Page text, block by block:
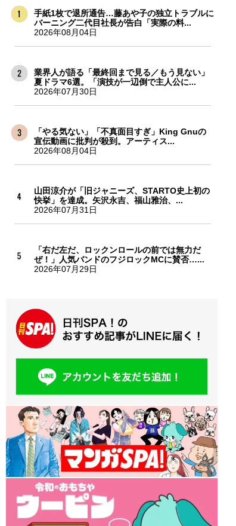
手紙1枚で退所通告…藤あや子の独立トラブルに
バーニング二代目社長が告白「実際の料...
2026年08月04日
業界人が語る「最終回まで見る／もう見ない」
夏ドラマ6選。「演技が一辺倒で主人公に...
2026年07月30日
「やる気ない」「不真面目すぎ」King Gnuの
宣伝動画に批判が殺到。アーティス...
2026年08月04日
山田涼介が「旧ジャニーズ、STARTO史上初の
快挙」を達成。矢沢永吉、福山雅治、...
2026年07月31日
「右だ左だ、ロックンロールの前では無力だ
ぜ！」人気バンドのフジロックMCに賛否…...
2026年07月29日